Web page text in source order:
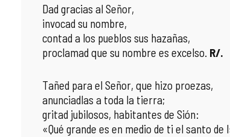
Dad gracias al Señor,
invocad su nombre,
contad a los pueblos sus hazañas,
proclamad que su nombre es excelso. R/.
Tañed para el Señor, que hizo proezas,
anunciadlas a toda la tierra;
gritad jubilosos, habitantes de Sión:
«Qué grande es en medio de ti el santo de